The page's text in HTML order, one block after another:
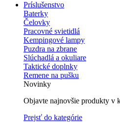
Príslušenstvo
Baterky
Čelovky
Pracovné svietidlá
Kempingové lampy
Puzdra na zbrane
Slúchadlá a okuliare
Taktické doplnky
Remene na pušku
Novinky
Objavte najnovšie produkty v
Prejsť do kategórie